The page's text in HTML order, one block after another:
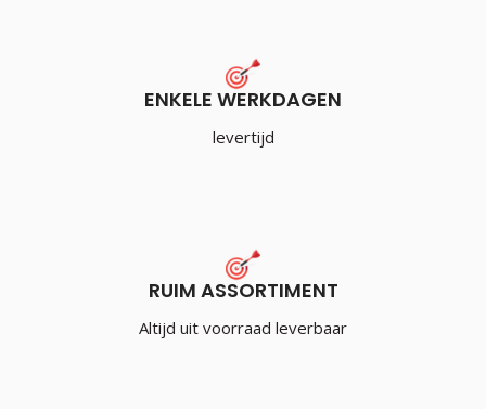
ENKELE WERKDAGEN
levertijd
RUIM ASSORTIMENT
Altijd uit voorraad leverbaar